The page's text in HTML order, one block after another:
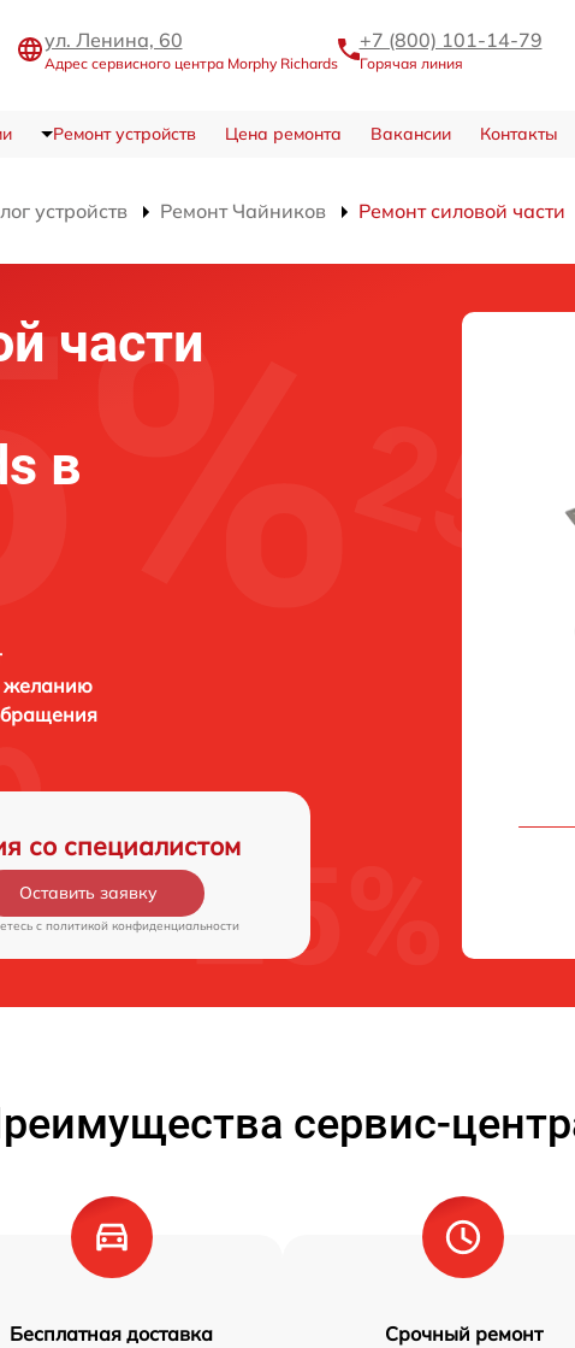
ул. Ленина, 60
Адрес сервисного центра Morphy Richards
+7 (800) 101-14-79
Горячая линия
Ремонт устройств Цена ремонта Вакансии Контакты
устройств Ремонт Чайников Ремонт силовой части
части
в
желанию
со специалистом
Оставить заявку
c политикой конфиденциальности
сервис-
Бесплатная доставка Срочный ремонт